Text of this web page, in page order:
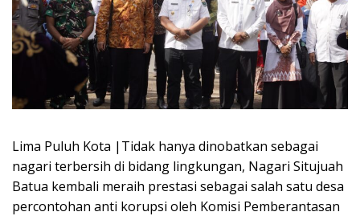
Lima Puluh Kota |Tidak hanya dinobatkan sebagai
nagari terbersih di bidang lingkungan, Nagari Situjuah
Batua kembali meraih prestasi sebagai salah satu desa
percontohan anti korupsi oleh Komisi Pemberantasan